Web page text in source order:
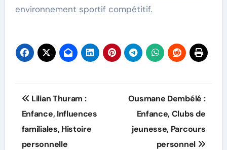
environnement sportif compétitif.
Post
navigation
Lilian Thuram :
Enfance, Influences
familiales, Histoire
personnelle
Ousmane Dembélé :
Enfance, Clubs de
jeunesse, Parcours
personnel